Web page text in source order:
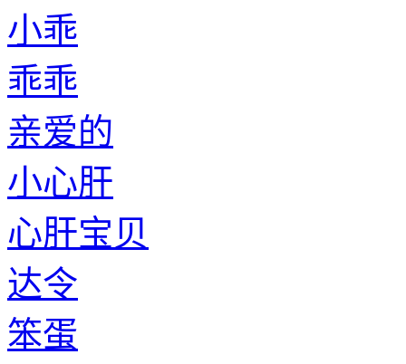
小乖
乖乖
亲爱的
小心肝
心肝宝贝
达令
笨蛋